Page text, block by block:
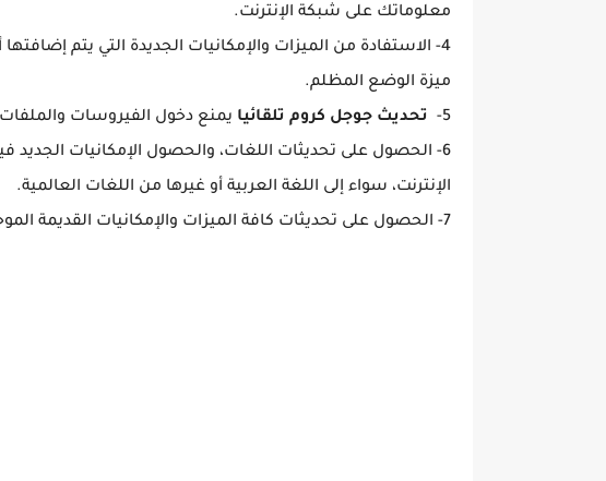
معلوماتك على شبكة الإنترنت.
4- الاستفادة من الميزات والإمكانيات الجديدة التي يتم
ميزة الوضع المظلم.
5-
تحديث جوجل كروم تلقائيا يمنع دخول الفيروسات
6- الحصول على تحديثات اللغات، والحصول الإمكانيات
الإنترنت، سواء إلى اللغة العربية أو غيرها من اللغات العالمية.
7- الحصول على تحديثات كافة الميزات والإمكانيات القديمة الموجودة بالفعل في متصفح جوجل كروم.